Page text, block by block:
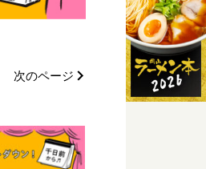
次のページ